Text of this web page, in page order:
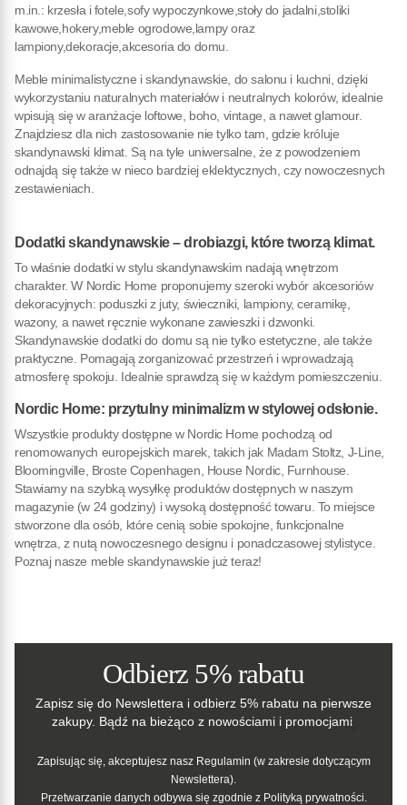
m.in.: krzesła i fotele,sofy wypoczynkowe,stoły do jadalni,stoliki
kawowe,hokery,meble ogrodowe,lampy oraz
lampiony,dekoracje,akcesoria do domu.
Meble minimalistyczne i skandynawskie, do salonu i kuchni, dzięki
wykorzystaniu naturalnych materiałów i neutralnych kolorów, idealnie
wpisują się w aranżacje loftowe, boho, vintage, a nawet glamour.
Znajdziesz dla nich zastosowanie nie tylko tam, gdzie króluje
skandynawski klimat. Są na tyle uniwersalne, że z powodzeniem
odnajdą się także w nieco bardziej eklektycznych, czy nowoczesnych
zestawieniach.
Dodatki skandynawskie – drobiazgi, które tworzą klimat.
To właśnie dodatki w stylu skandynawskim nadają wnętrzom
charakter. W Nordic Home proponujemy szeroki wybór akcesoriów
dekoracyjnych: poduszki z juty, świeczniki, lampiony, ceramikę,
wazony, a nawet ręcznie wykonane zawieszki i dzwonki.
Skandynawskie dodatki do domu są nie tylko estetyczne, ale także
praktyczne. Pomagają zorganizować przestrzeń i wprowadzają
atmosferę spokoju. Idealnie sprawdzą się w każdym pomieszczeniu.
Nordic Home: przytulny minimalizm w stylowej odsłonie.
Wszystkie produkty dostępne w Nordic Home pochodzą od
renomowanych europejskich marek, takich jak Madam Stoltz, J-Line,
Bloomingville, Broste Copenhagen, House Nordic, Furnhouse.
Stawiamy na szybką wysyłkę produktów dostępnych w naszym
magazynie (w 24 godziny) i wysoką dostępność towaru. To miejsce
stworzone dla osób, które cenią sobie spokojne, funkcjonalne
wnętrza, z nutą nowoczesnego designu i ponadczasowej stylistyce.
Poznaj nasze meble skandynawskie już teraz!
Odbierz 5% rabatu
Zapisz się do Newslettera i odbierz 5% rabatu na pierwsze
zakupy. Bądź na bieżąco z nowościami i promocjami.
Zapisując się, akceptujesz nasz Regulamin (w zakresie dotyczącym
Newslettera).
Przetwarzanie danych odbywa się zgodnie z Polityką prywatności.